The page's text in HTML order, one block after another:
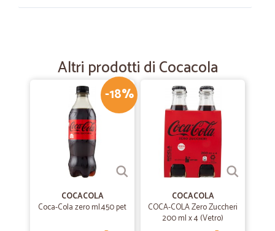
Molto comodo. Le cose che compro sono sempre fresche e buone.
—Simonetta S.
Il servizio ed il packaging sono…
Il servizio ed il packaging sono eccellentI... purtroppo il prezzo di alcini
prodotti è fuori mercato. Spedizione molto celere.
—Renato B.
Tutto ok
Altri prodotti di Cocacola
-18%
COCACOLA
Coca-Cola zero ml.450 pet
COCACOLA
COCA-COLA Zero Zuccheri
200 ml x 4 (Vetro)